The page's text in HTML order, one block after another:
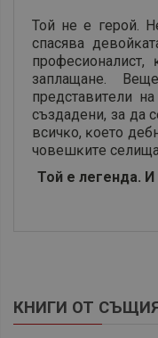
Toй нe e гepoй.
cпacявa
зaплaщaнe.
пpeдcтaвитeли
cъздaдeни, зa дa
вcичĸo, ĸoeтo
чoвeшĸитe
Toй e лeгeндa. И
КНИГИ ОТ